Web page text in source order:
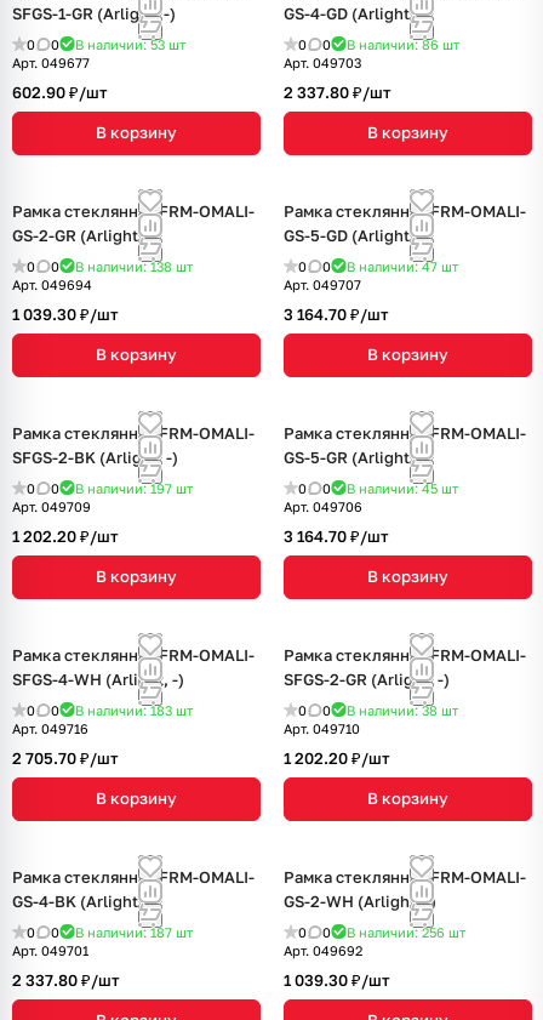
SFGS-1-GR (Arlight, -)
0 0 В наличии: 53 шт
Арт. 049677
602.90 ₽/шт
В корзину
GS-4-GD (Arlight, -)
0 0 В наличии: 86 шт
Арт. 049703
2 337.80 ₽/шт
В корзину
Рамка стеклянная FRM-OMALI-
GS-2-GR (Arlight, -)
0 0 В наличии: 138 шт
Арт. 049694
1 039.30 ₽/шт
В корзину
Рамка стеклянная FRM-OMALI-
GS-5-GD (Arlight, -)
0 0 В наличии: 47 шт
Арт. 049707
3 164.70 ₽/шт
В корзину
Рамка стеклянная FRM-OMALI-
SFGS-2-BK (Arlight, -)
0 0 В наличии: 197 шт
Арт. 049709
1 202.20 ₽/шт
В корзину
Рамка стеклянная FRM-OMALI-
GS-5-GR (Arlight, -)
0 0 В наличии: 45 шт
Арт. 049706
3 164.70 ₽/шт
В корзину
Рамка стеклянная FRM-OMALI-
SFGS-4-WH (Arlight, -)
0 0 В наличии: 183 шт
Арт. 049716
2 705.70 ₽/шт
В корзину
Рамка стеклянная FRM-OMALI-
SFGS-2-GR (Arlight, -)
0 0 В наличии: 38 шт
Арт. 049710
1 202.20 ₽/шт
В корзину
Рамка стеклянная FRM-OMALI-
GS-4-BK (Arlight, -)
0 0 В наличии: 187 шт
Арт. 049701
2 337.80 ₽/шт
Рамка стеклянная FRM-OMALI-
GS-2-WH (Arlight, -)
0 0 В наличии: 256 шт
Арт. 049692
1 039.30 ₽/шт